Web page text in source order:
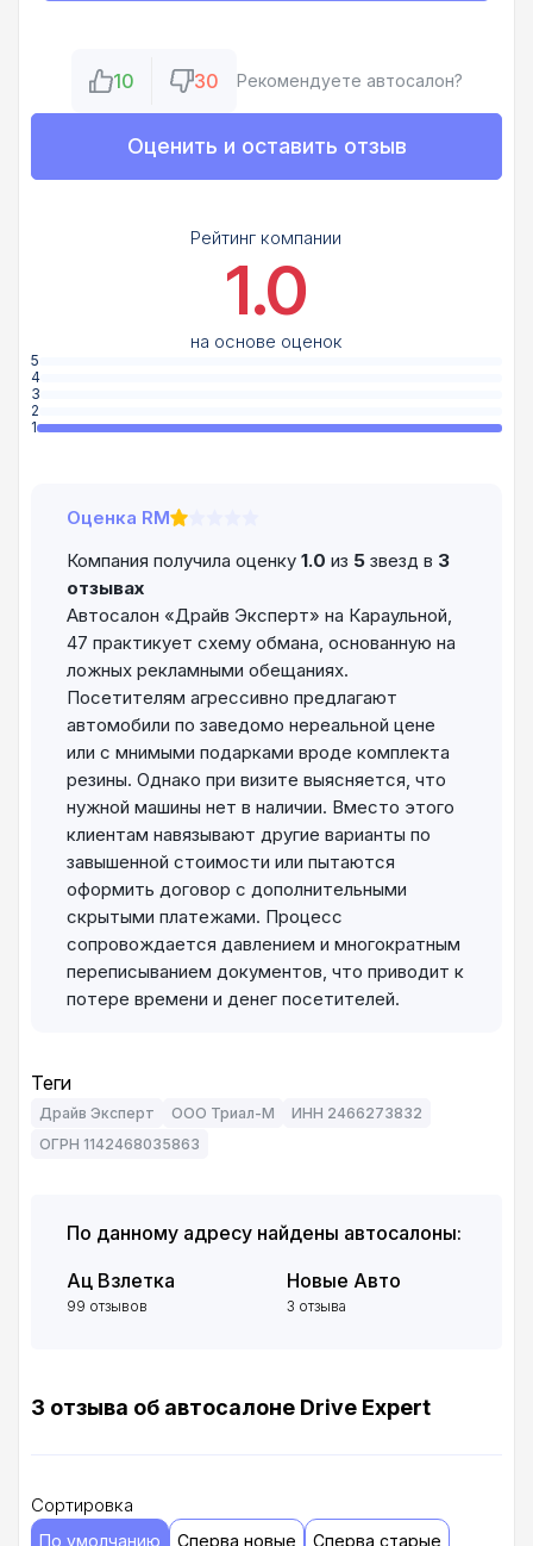
10 30 Рекомендуете автосалон?
Оценить и оставить отзыв
Рейтинг компании
1.0
на основе оценок
5
4
3
2
1
Оценка RM
Компания получила оценку 1.0 из 5 звезд в 3
отзывах
Автосалон «Драйв Эксперт» на Караульной,
47 практикует схему обмана, основанную на
ложных рекламными обещаниях.
Посетителям агрессивно предлагают
автомобили по заведомо нереальной цене
или с мнимыми подарками вроде комплекта
резины. Однако при визите выясняется, что
нужной машины нет в наличии. Вместо этого
клиентам навязывают другие варианты по
завышенной стоимости или пытаются
оформить договор с дополнительными
скрытыми платежами. Процесс
сопровождается давлением и многократным
переписыванием документов, что приводит к
потере времени и денег посетителей.
Теги
Драйв Эксперт ООО Триал-М
ИНН 2466273832
ОГРН 1142468035863
По данному адресу найдены автосалоны:
Ац Взлетка
99 отзывов
Новые Авто
3 отзыва
3 отзыва об автосалоне Drive Expert
Сортировка
По умолчанию Сперва новые Сперва старые